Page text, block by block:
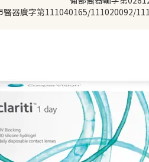
醫器廣字第111040165/111020092/